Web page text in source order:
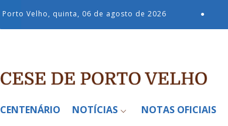
Porto Velho, quinta, 06 de agosto de 2026 ●
CENTENÁRIO NOTÍCIAS NOTAS OFICIAIS